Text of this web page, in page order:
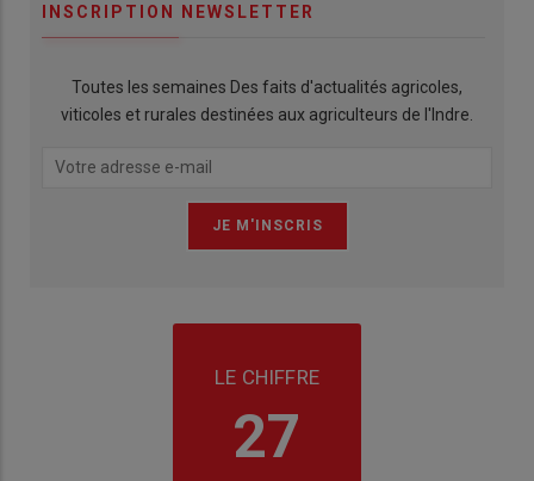
INSCRIPTION NEWSLETTER
Toutes les semaines Des faits d'actualités agricoles,
viticoles et rurales destinées aux agriculteurs de l'Indre.
LE CHIFFRE
27